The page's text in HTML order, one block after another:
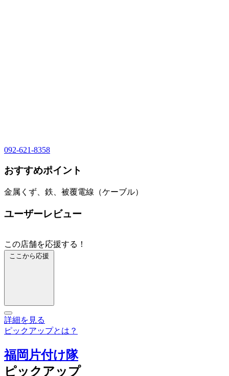
092-621-8358
おすすめポイント
金属くず、鉄、被覆電線（ケーブル）
ユーザーレビュー
この店舗を応援する！
ここから応援
詳細を見る
ピックアップとは？
福岡片付け隊
ピックアップ